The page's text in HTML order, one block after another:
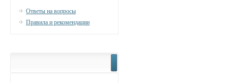
Ответы на вопросы
Правила и рекомендации